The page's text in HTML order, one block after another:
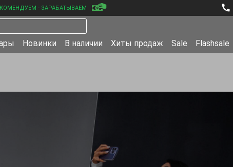
- ЗАРАБАТЫВАЕМ
Новинки В наличии Хиты продаж Sale Flashsale